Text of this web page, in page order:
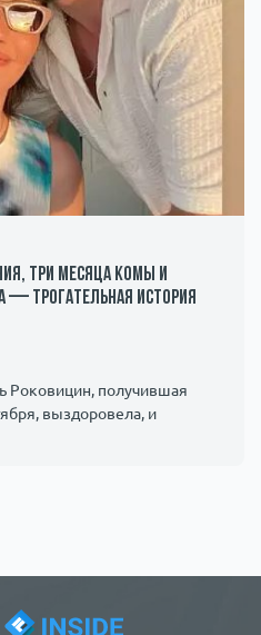
три месяца комы и
— трогательная история
получившая
выздоровела, и